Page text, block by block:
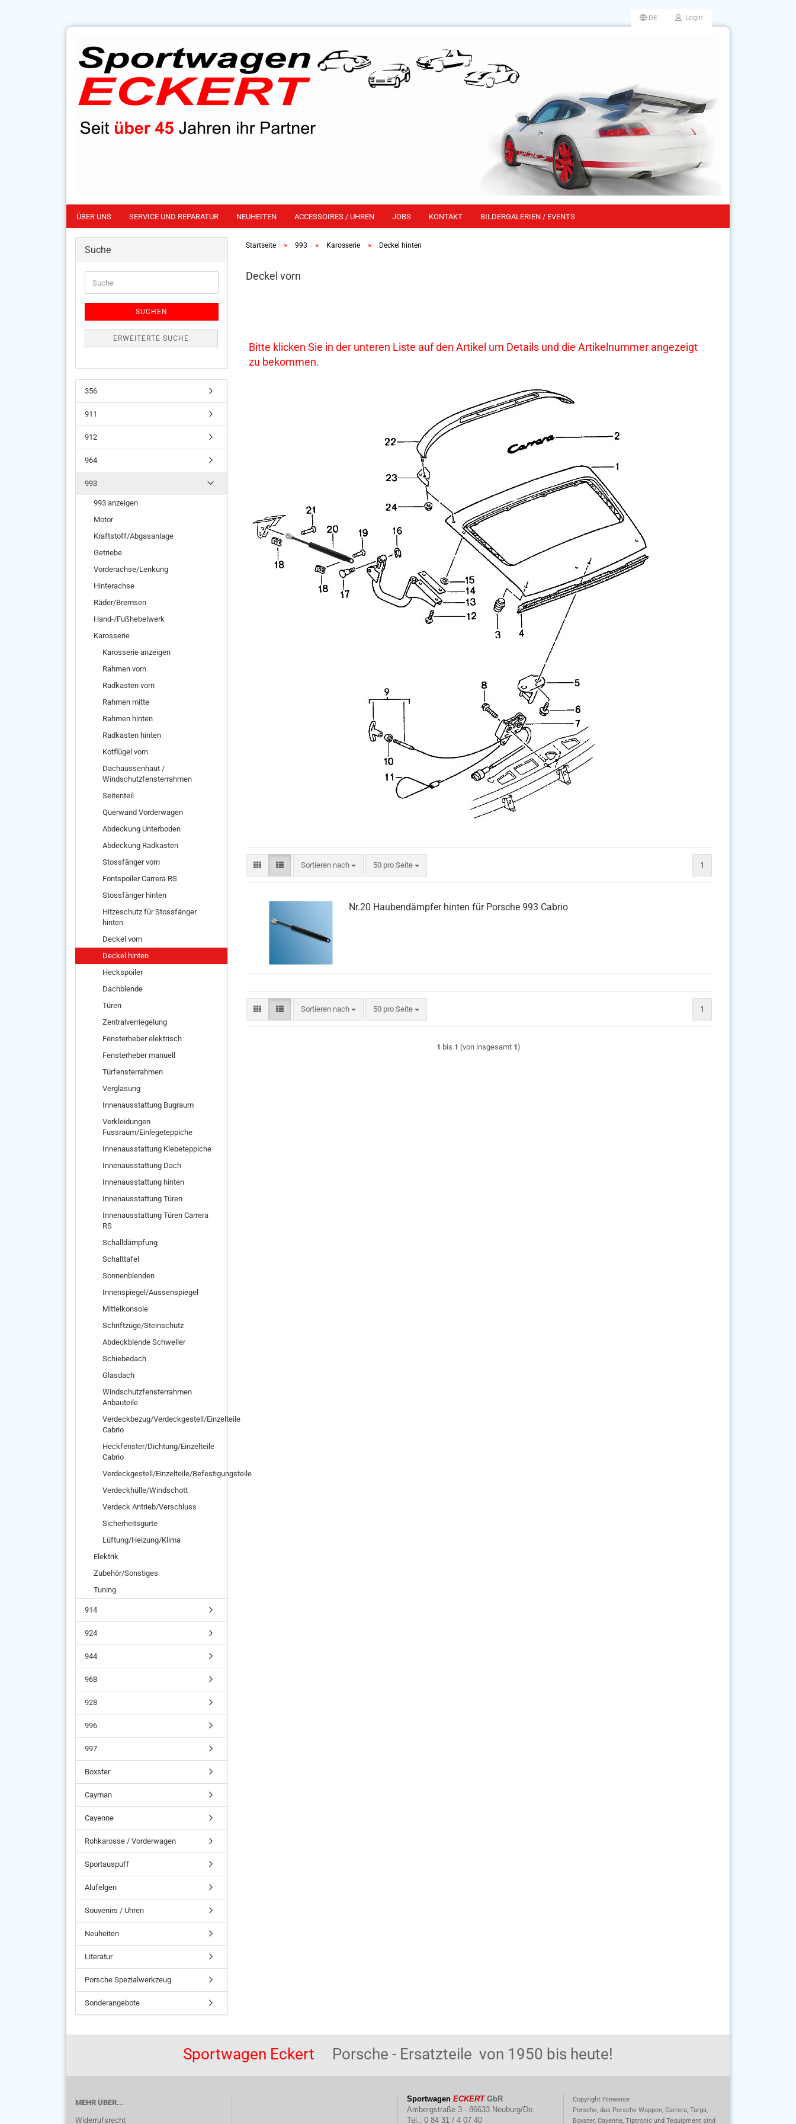
DE Login
ÜBER UNS SERVICE UND REPARATUR NEUHEITEN ACCESSOIRES / UHREN JOBS KONTAKT BILDERGALERIEN / EVENTS
Startseite » 993 » Karosserie » Deckel hinten
Deckel vorn
Bitte klicken Sie in der unteren Liste auf den Artikel um Details und die Artikelnummer angezeigt
zu bekommen.
Sortieren nach
Sortieren nach 50 pro Seite
pro Seite 1
Nr.20 Haubendämpfer hinten für Porsche 993 Cabrio
Sortieren nach
Sortieren nach 50 pro Seite
pro Seite 1
1 bis 1 (von insgesamt 1)
Suche
SUCHEN
ERWEITERTE SUCHE
356
911
912
964
993
993 anzeigen
Motor
Kraftstoff/Abgasanlage
Getriebe
Vorderachse/Lenkung
Hinterachse
Räder/Bremsen
Hand-/Fußhebelwerk
Karosserie
Karosserie anzeigen
Rahmen vorn
Radkasten vorn
Rahmen mitte
Rahmen hinten
Radkasten hinten
Kotflügel vorn
Dachaussenhaut /
Windschutzfensterrahmen
Seitenteil
Querwand Vorderwagen
Abdeckung Unterboden
Abdeckung Radkasten
Stossfänger vorn
Fontspoiler Carrera RS
Stossfänger hinten
Hitzeschutz für Stossfänger
hinten
Deckel vorn
Deckel hinten
Heckspoiler
Dachblende
Türen
Zentralverriegelung
Fensterheber elektrisch
Fensterheber manuell
Türfensterrahmen
Verglasung
Innenausstattung Bugraum
Verkleidungen
Fussraum/Einlegeteppiche
Innenausstattung Klebeteppiche
Innenausstattung Dach
Innenausstattung hinten
Innenausstattung Türen
Innenausstattung Türen Carrera
RS
Schalldämpfung
Schalttafel
Sonnenblenden
Innenspiegel/Aussenspiegel
Mittelkonsole
Schriftzüge/Steinschutz
Abdeckblende Schweller
Schiebedach
Glasdach
Windschutzfensterrahmen
Anbauteile
Verdeckbezug/Verdeckgestell/Einzelteile
Cabrio
Heckfenster/Dichtung/Einzelteile
Cabrio
Verdeckgestell/Einzelteile/Befestigungsteile
Verdeckhülle/Windschott
Verdeck Antrieb/Verschluss
Sicherheitsgurte
Lüftung/Heizung/Klima
Elektrik
Zubehör/Sonstiges
Tuning
914
924
944
968
928
996
997
Boxster
Cayman
Cayenne
Rohkarosse / Vorderwagen
Sportauspuff
Alufelgen
Souvenirs / Uhren
Neuheiten
Literatur
Porsche Spezialwerkzeug
Sonderangebote
Sportwagen Eckert Porsche - Ersatzteile von 1950 bis heute!
MEHR ÜBER...
Widerrufsrecht
Sportwagen ECKERTGbR
Ambergstraße 3 - 86633 Neuburg/Do.
Tel.: 0 84 31 / 4 07 40
Copyright Hinweise
Porsche, das Porsche Wappen, Carrera, Targa,
Boxster, Cayenne, Tiptronic und Tequipment sind